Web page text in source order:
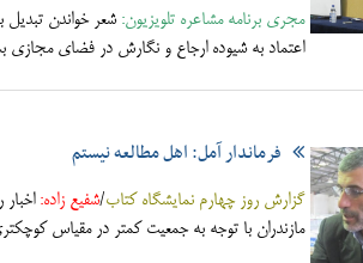
مجری برنامه مشاعره تلویزیون: شعر خواندن
اعتماد به شيوده ارجاع و نگارش در فضای
فرماندار آمل: اهل مطالعه نیستم
گزارش روز چهارم نمایشگاه کتاب/شفیع زاده:
مازندران با توجه به جمعيت كمتر در مقياس